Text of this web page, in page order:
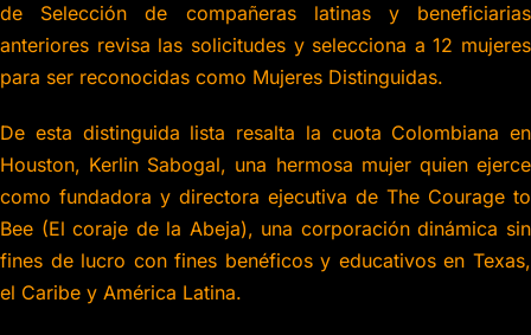
de Selección de compañeras latinas y beneficiarias
anteriores revisa las solicitudes y selecciona a 12 mujeres
para ser reconocidas como Mujeres Distinguidas.
De esta distinguida lista resalta la cuota Colombiana en
Houston, Kerlin Sabogal, una hermosa mujer quien ejerce
como fundadora y directora ejecutiva de The Courage to
Bee (El coraje de la Abeja), una corporación dinámica sin
fines de lucro con fines benéficos y educativos en Texas,
el Caribe y América Latina.